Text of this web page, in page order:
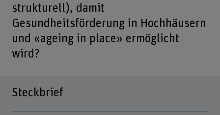
strukturell), damit
Gesundheitsförderung in Hochhäusern
und «ageing in place» ermöglicht
wird?
Steckbrief